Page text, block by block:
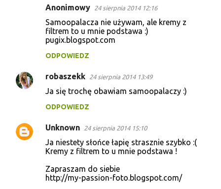
Anonimowy 24 sierpnia 2014 12:16
Samoopalacza nie używam, ale kremy z
filtrem to u mnie podstawa :)
pugix.blogspot.com
ODPOWIEDZ
robaszekk 24 sierpnia 2014 13:49
Ja się trochę obawiam samoopalaczy :)
ODPOWIEDZ
Unknown 24 sierpnia 2014 15:10
Ja niestety słońce łapię strasznie szybko :(
Kremy z filtrem to u mnie podstawa !
Zapraszam do siebie
http://my-passion-foto.blogspot.com/